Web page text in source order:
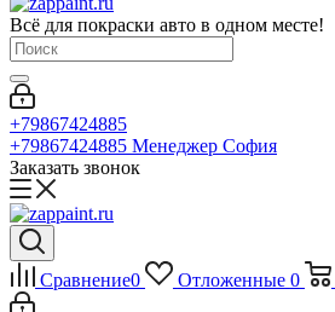
Всё для покраски авто в одном месте!
+79867424885
+79867424885 Менеджер София
Заказать звонок
Сравнение0 Отложенные 0